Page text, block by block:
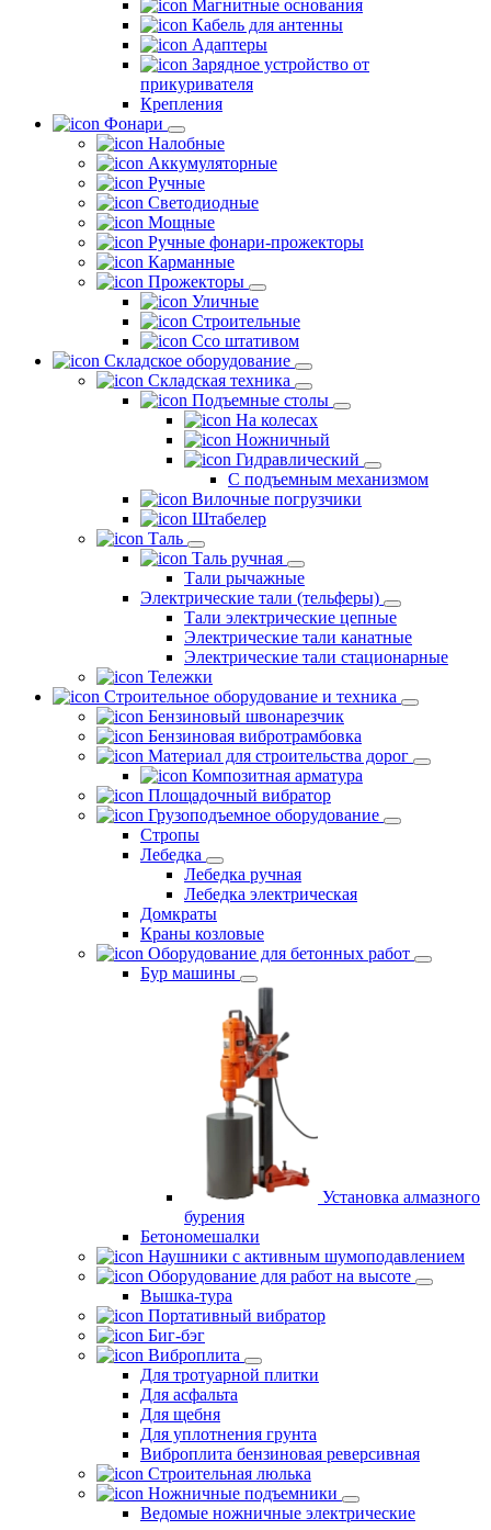
Магнитные основания
Кабель для антенны
Адаптеры
Зарядное устройство от
прикуривателя
Крепления
Фонари
Налобные
Аккумуляторные
Ручные
Светодиодные
Мощные
Ручные фонари-прожекторы
Карманные
Прожекторы
Уличные
Строительные
Ссо штативом
Складское оборудование
Складская техника
Подъемные столы
На колесах
Ножничный
Гидравлический
С подъемным механизмом
Вилочные погрузчики
Штабелер
Таль
Таль ручная
Тали рычажные
Электрические тали (тельферы)
Тали электрические цепные
Электрические тали канатные
Электрические тали стационарные
Тележки
Строительное оборудование и техника
Бензиновый швонарезчик
Бензиновая вибротрамбовка
Материал для строительства дорог
Композитная арматура
Площадочный вибратор
Грузоподъемное оборудование
Стропы
Лебедка
Лебедка ручная
Лебедка электрическая
Домкраты
Краны козловые
Оборудование для бетонных работ
Бур машины
Установка алмазного
бурения
Бетономешалки
Наушники с активным шумоподавлением
Оборудование для работ на высоте
Вышка-тура
Портативный вибратор
Биг-бэг
Виброплита
Для тротуарной плитки
Для асфальта
Для щебня
Для уплотнения грунта
Виброплита бензиновая реверсивная
Строительная люлька
Ножничные подъемники
Ведомые ножничные электрические